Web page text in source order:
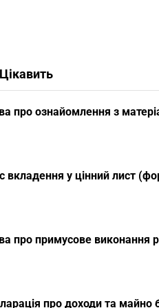
про ознайомлення з
вкладення у цінний лист
про примусове виконання
про доходи та майно